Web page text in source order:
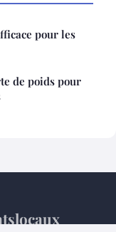
pour les
de poids pour